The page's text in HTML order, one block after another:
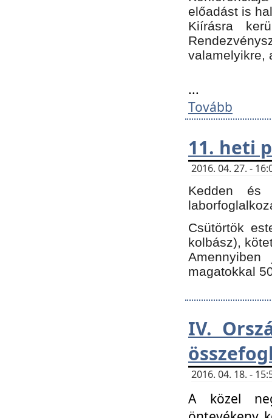
előadást is
Kiírásra
valamelyikre,
...
Tovább
11. heti
2016. 04. 27. -
Kedden és
Csütörtök
kolbász),
Amennyiben
magatokkal
IV.
2016. 04. 18. -
A közel